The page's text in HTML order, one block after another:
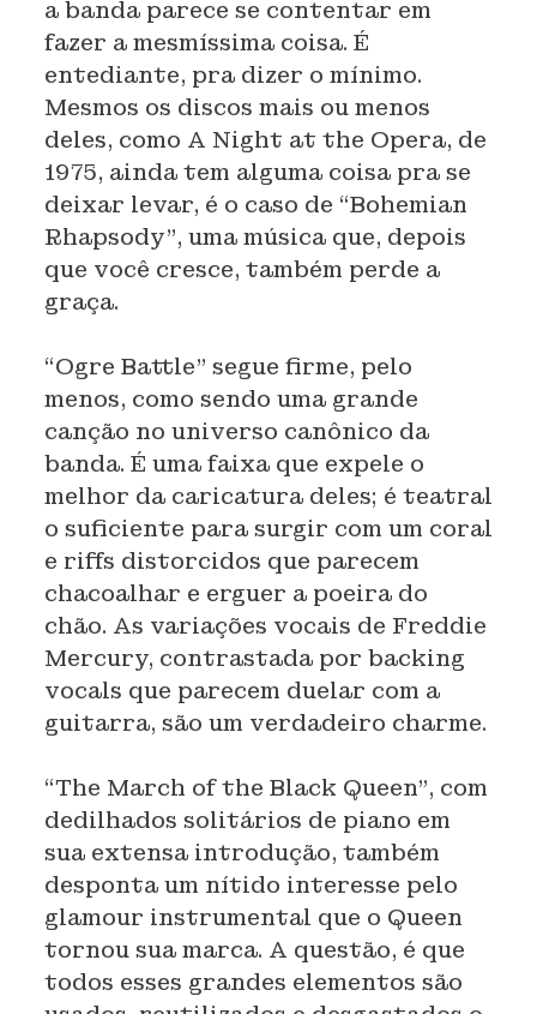
a banda parece se contentar em
fazer a mesmíssima coisa. É
entediante, pra dizer o mínimo.
Mesmos os discos mais ou menos
deles, como A Night at the Opera, de
1975, ainda tem alguma coisa pra se
deixar levar, é o caso de “Bohemian
Rhapsody”, uma música que, depois
que você cresce, também perde a
graça.
“Ogre Battle” segue firme, pelo
menos, como sendo uma grande
canção no universo canônico da
banda. É uma faixa que expele o
melhor da caricatura deles; é teatral
o suficiente para surgir com um coral
e riffs distorcidos que parecem
chacoalhar e erguer a poeira do
chão. As variações vocais de Freddie
Mercury, contrastada por backing
vocals que parecem duelar com a
guitarra, são um verdadeiro charme.
“The March of the Black Queen”, com
dedilhados solitários de piano em
sua extensa introdução, também
desponta um nítido interesse pelo
glamour instrumental que o Queen
tornou sua marca. A questão, é que
todos esses grandes elementos são